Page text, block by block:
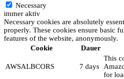
Necessary
immer aktiv
Necessary cookies are absolutely
properly. These cookies ensure basic
features of the website, anonymously.
Cookie
Dauer
AWSALBCORS 7 days
This
for